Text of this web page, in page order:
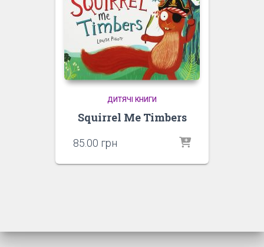
ДИТЯЧІ КНИГИ
Squirrel Me Timbers
85.00 грн